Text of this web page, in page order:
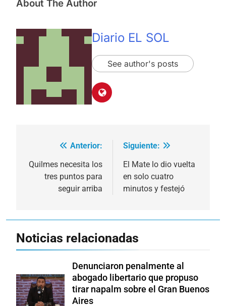
About The Author
Diario EL SOL
See author's posts
Navegación
de
entradas
Anterior:
Quilmes necesita los
tres puntos para
seguir arriba
Siguiente:
El Mate lo dio vuelta
en solo cuatro
minutos y festejó
Noticias relacionadas
Denunciaron penalmente al
abogado libertario que propuso
tirar napalm sobre el Gran Buenos
Aires